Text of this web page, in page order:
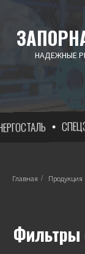
НАДЕЖНЫЕ
СПЕЦЭНЕРГОСТАЛЬ
Главная / Продукция
Фильтры